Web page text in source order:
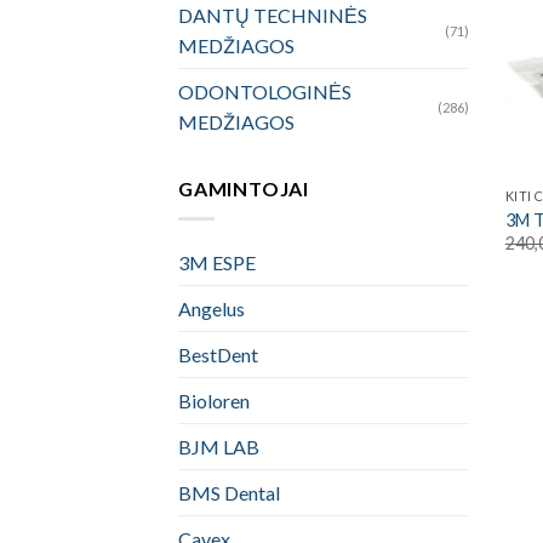
DANTŲ TECHNINĖS
MEDŽIAGOS
(71)
ODONTOLOGINĖS
MEDŽIAGOS
(286)
GAMINTOJAI
3M ESPE
Angelus
BestDent
Bioloren
BJM LAB
BMS Dental
Cavex
KITI
3M